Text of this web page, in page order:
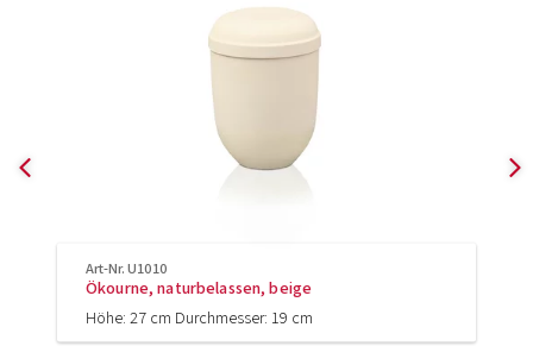
Art-Nr. U1010
Ökourne, naturbelassen, beige
Höhe: 27 cm Durchmesser: 19 cm